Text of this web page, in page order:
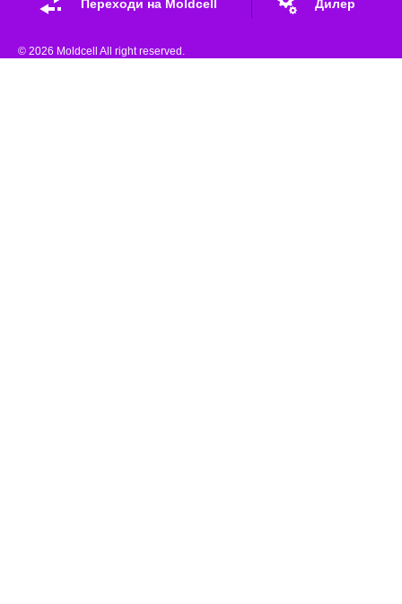
Переходи на Moldcell Дилер
© 2026 Moldcell All right reserved.